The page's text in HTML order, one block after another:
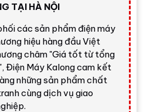
tin hãng
, kích thước đóng gói700 x
Quốc. Với khối lượng giặt
với gia đình có nhu cầu giặt
đồ theo ngày/cuối tuần hoặc
trắng, đồ len, đồ cotton và
TẠI HÀ NỘI
các sản phẩm điện máy
hiệu hàng đầu Việt
châm "Giá tốt từ tổng
Điện Máy Kalong cam kết
những sản phẩm chất
cùng dịch vụ giao